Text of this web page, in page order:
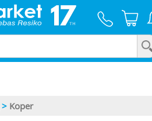
> Koper